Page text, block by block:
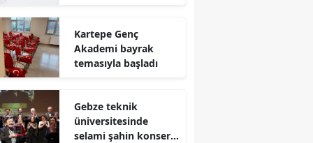
Kütahya
Malatya
Manisa
Kahramanmaraş
Kartepe Genç
Akademi bayrak
temasıyla başladı
Gebze teknik
üniversitesinde
selami şahin konseri